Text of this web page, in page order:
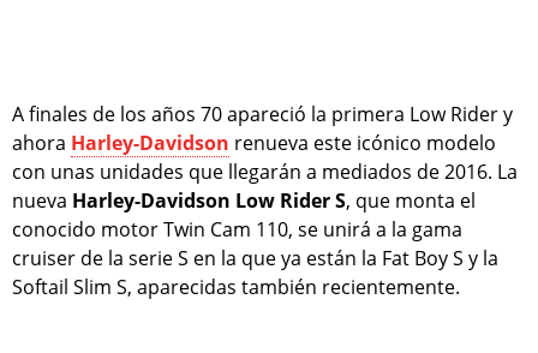
A finales de los años 70 apareció la primera Low Rider y
ahora Harley-Davidson renueva este icónico modelo
con unas unidades que llegarán a mediados de 2016. La
nueva Harley-Davidson Low Rider S, que monta el
conocido motor Twin Cam 110, se unirá a la gama
cruiser de la serie S en la que ya están la Fat Boy S y la
Softail Slim S, aparecidas también recientemente.